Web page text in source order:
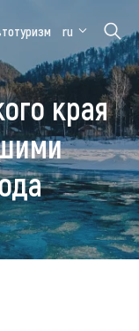
Алтайская
зимовка
ru
края